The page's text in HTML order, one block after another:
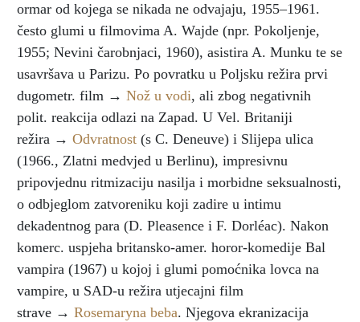
ormar od kojega se nikada ne odvajaju, 1955–1961.
često glumi u filmovima A. Wajde (npr. Pokoljenje,
1955; Nevini čarobnjaci, 1960), asistira A. Munku te se
usavršava u Parizu. Po povratku u Poljsku režira prvi
dugometr. film → Nož u vodi, ali zbog negativnih
polit. reakcija odlazi na Zapad. U Vel. Britaniji
režira → Odvratnost (s C. Deneuve) i Slijepa ulica
(1966., Zlatni medvjed u Berlinu), impresivnu
pripovjednu ritmizaciju nasilja i morbidne seksualnosti,
o odbjeglom zatvoreniku koji zadire u intimu
dekadentnog para (D. Pleasence i F. Dorléac). Nakon
komerc. uspjeha britansko-amer. horor-komedije Bal
vampira (1967) u kojoj i glumi pomoćnika lovca na
vampire, u SAD-u režira utjecajni film
strave → Rosemaryna beba. Njegova ekranizacija